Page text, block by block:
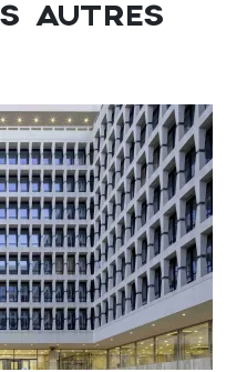
AUTRES